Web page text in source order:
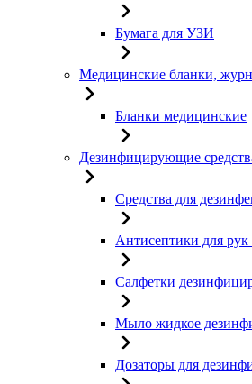
Бумага для УЗИ
Медицинские бланки,
Бланки медицинские
Дезинфицирующие
Средства для
Антисептики для рук
Салфетки
Мыло жидкое
Дозаторы для